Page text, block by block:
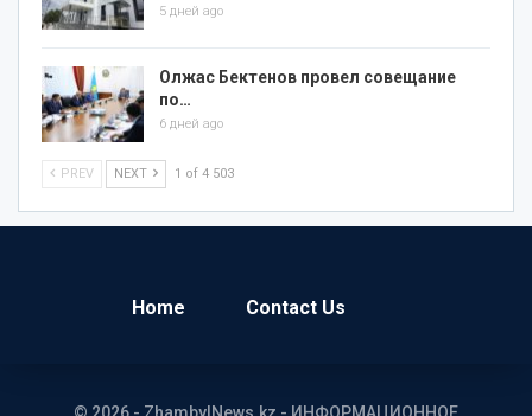
5 дней ago
Олжас Бектенов провел совещание
по…
6 дней ago
PREV NEXT 1 of 4 503
Home Contact Us